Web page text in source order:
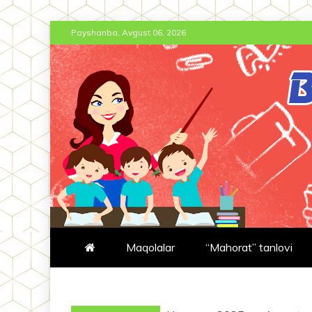
Skip
to
content
Payshanba, Avgust 06, 2026
BT-
BOSHLANG'ICH TA'LIM
Maqolalar “Mahorat” tanlovi